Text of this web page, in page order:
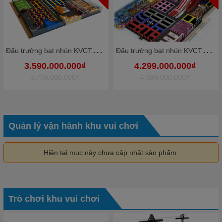
Đ
ấu trường bạt nhún KVCTP9012- Trampoline park rộng lớn chuẩn quốc tế - Công viên bạt nhún vôi nhộn
3.590.000.000₫
Đ
ấu trường bạt nhún KVCTP9010- Trampoline park rộng lớn chuẩn quốc tế - Công viên bạt nhún vôi nhộn
4.299.000.000₫
Quản lý vận hành khu vui chơi
Hiện tại mục này chưa cập nhật sản phẩm.
Trò chơi khu vui chơi